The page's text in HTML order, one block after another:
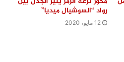
رواد “السوشيال ميديا”
12 مايو، 2020